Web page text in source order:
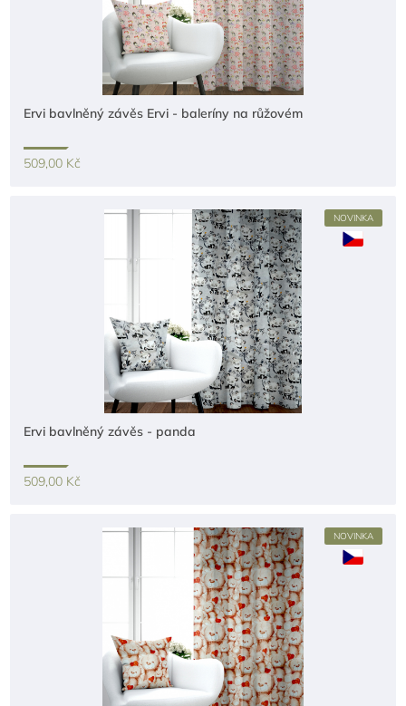
Ervi bavlněný závěs Ervi - baleríny na růžovém
509,00 Kč
NOVINKA
Ervi bavlněný závěs - panda
509,00 Kč
NOVINKA